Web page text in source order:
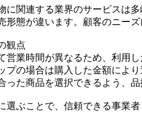
に関連する業界のサービスは
形態が違います。顧客のニー
観点
営業時間が異なるため、利用
プの場合は購入した金額によ
った商品を選択できるよう、
選ぶことで、信頼できる事業者